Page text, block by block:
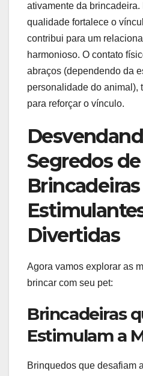
ativamente da brincadeira.
qualidade fortalece o
contribui para um
harmonioso. O contato
abraços (dependendo da
personalidade do animal),
para reforçar o vínculo.
Segredos de
Brincadeiras
Divertidas
Agora vamos explorar as
brincar com seu pet:
Brincadeiras
Estimulam a
Brinquedos que desafiam